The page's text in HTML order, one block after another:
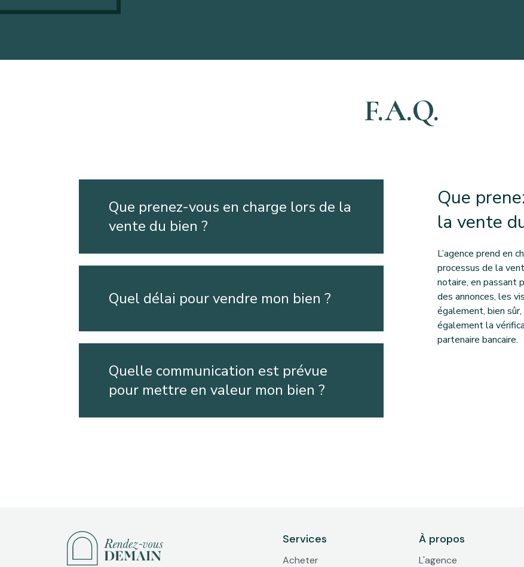
F.A.Q.
Que prenez-vous en charge lors de la
vente du bien ?
Quel délai pour vendre mon bien ?
Quelle communication est prévue
pour mettre en valeur mon bien ?
Que
la vente
L’agence prend en
processus de la
notaire, en passant
des annonces, les
également, bien
également la
partenaire bancaire.
Services
Acheter
À propos
L'agence